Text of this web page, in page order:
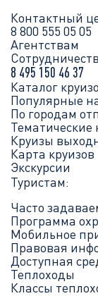
Контактный
8 800 555 05 05
Агентствам
8 495 150 46 37
Каталог
Популярные
По городам
Тематические
Круизы
Карта круизов
Экскурсии
Туристам:
Часто
Программа
Мобильное
Правовая
Доступная
Теплоходы
Классы